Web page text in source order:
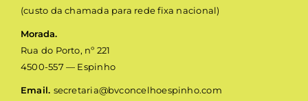
(custo da chamada para rede fixa nacional)
Morada.
Rua do Porto, nº 221
4500-557 — Espinho
Email. secretaria@bvconcelhoespinho.com